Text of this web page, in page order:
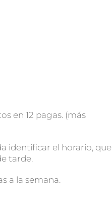
en 12 pagas. (más
identificar el horario, que
tarde.
a la semana.